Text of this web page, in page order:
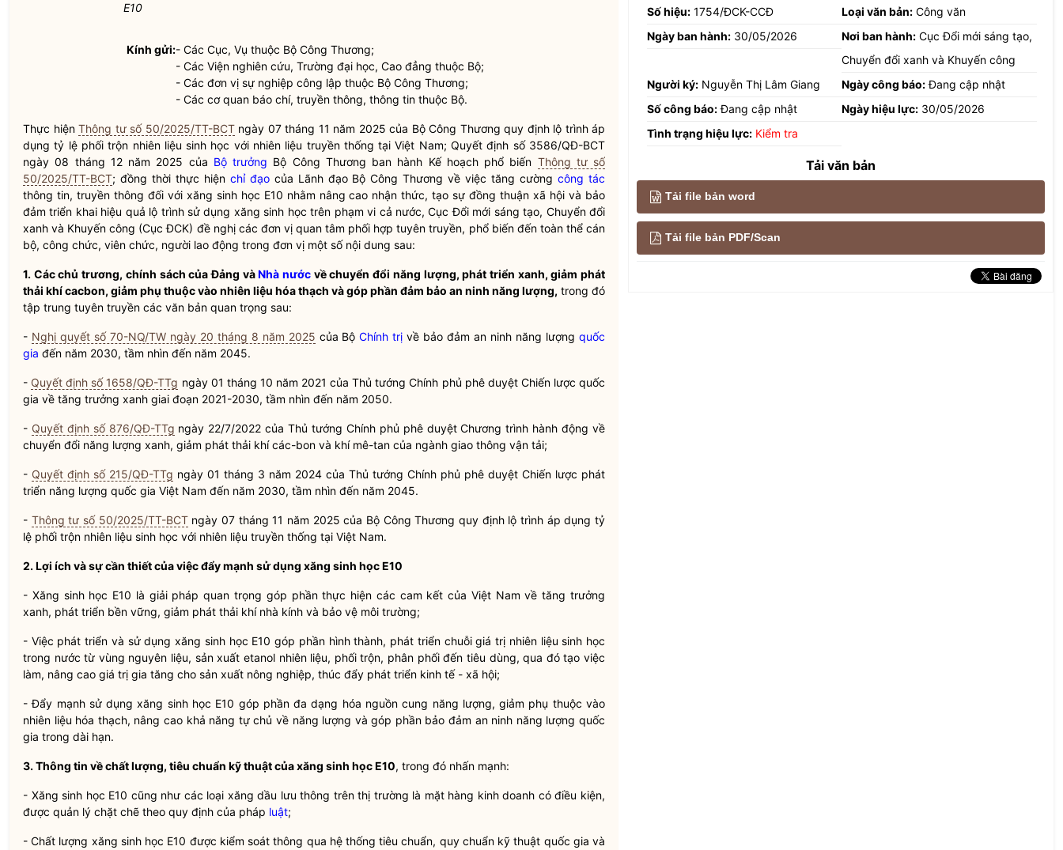
E10
Kính gửi:- Các Cục, Vụ thuộc Bộ Công Thương;
- Các Viện nghiên cứu, Trường đại học, Cao đẳng thuộc Bộ;
- Các đơn vị sự nghiệp công lập thuộc Bộ Công Thương;
- Các cơ quan báo chí, truyền thông, thông tin thuộc Bộ.
Thực hiện Thông tư số 50/2025/TT-BCTngày 07 tháng 11 năm 2025 của Bộ Công Thương quy định lộ trình áp
dụng tỷ lệ phối trộn nhiên liệu sinh học với nhiên liệu truyền thống tại Việt Nam; Quyết định số 3586/QĐ-BCT
ngày 08 tháng 12 năm 2025 của Bộ trưởng Bộ Công Thương ban hành Kế hoạch phổ biến Thông tư số
50/2025/TT-BCT; đồng thời thực hiện chỉ đạocủa Lãnh đạo Bộ Công Thương về việc tăng cườngcông tác
thông tin, truyền thông đối với xăng sinh học E10 nhằm nâng cao nhận thức, tạo sự đồng thuận xã hội và bảo
đảm triển khai hiệu quả lộ trình sử dụng xăng sinh học trên phạm vi cả nước, Cục Đổi mới sáng tạo, Chuyển đổi
xanh và Khuyến công (Cục ĐCK) đề nghị các đơn vị quan tâm phối hợp tuyên truyền, phổ biến đến toàn thể cán
bộ, công chức, viên chức, người lao động trong đơn vị một số nội dung sau:
1. Các chủ trương, chính sách của Đảng vàNhà nước về chuyển đổi năng lượng, phát triển xanh, giảm phát
thải khí cacbon, giảm phụ thuộc vào nhiên liệu hóa thạch và góp phần đảm bảo an ninh năng lượng, trong đó
tập trung tuyên truyền các văn bản quan trọng sau:
- Nghị quyết số 70-NQ/TW ngày 20 tháng 8 năm 2025 của BộChính trị về bảo đảm an ninh năng lượngquốc
gia đến năm 2030, tầm nhìn đến năm 2045.
- Quyết định số 1658/QĐ-TTg ngày 01 tháng 10 năm 2021 của Thủ tướng Chính phủ phê duyệt Chiến lượcquốc
gia về tăng trưởng xanh giai đoạn 2021-2030, tầm nhìn đến năm 2050.
- Quyết định số 876/QĐ-TTg ngày 22/7/2022 của Thủ tướng Chính phủ phê duyệt Chương trình hành động về
chuyển đổi năng lượng xanh, giảm phát thải khí các-bon và khí mê-tan của ngành giao thông vận tải;
- Quyết định số 215/QĐ-TTg ngày 01 tháng 3 năm 2024 của Thủ tướng Chính phủ phê duyệt Chiến lược phát
triển năng lượng quốc gia Việt Nam đến năm 2030, tầm nhìn đến năm 2045.
- Thông tư số 50/2025/TT-BCTngày 07 tháng 11 năm 2025 của Bộ Công Thương quy định lộ trình áp dụng tỷ
lệ phối trộn nhiên liệu sinh học với nhiên liệu truyền thống tại Việt Nam.
2. Lợi ích và sự cần thiết của việc đẩy mạnh sử dụng xăng sinh học E10
- Xăng sinh học E10 là giải pháp quan trọng góp phần thực hiện các cam kết của Việt Nam về tăng trưởng
xanh, phát triển bền vững, giảm phát thải khí nhà kính và bảo vệ môi trường;
- Việc phát triển và sử dụng xăng sinh học E10 góp phần hình thành, phát triển chuỗi giá trị nhiên liệu sinh học
trong nước từ vùng nguyên liệu, sản xuất etanol nhiên liệu, phối trộn, phân phối đến tiêu dùng, qua đó tạo việc
làm, nâng cao giá trị gia tăng cho sản xuất nông nghiệp, thúc đẩy phát triển kinh tế - xã hội;
- Đẩy mạnh sử dụng xăng sinh học E10 góp phần đa dạng hóa nguồn cung năng lượng, giảm phụ thuộc vào
nhiên liệu hóa thạch, nâng cao khả năng tự chủ về năng lượng và góp phần bảo đảm an ninh năng lượng quốc
gia trong dài hạn.
3. Thông tin về chất lượng, tiêu chuẩn kỹ thuật của xăng sinh học E10, trong đó nhấn mạnh:
- Xăng sinh học E10 cũng như các loại xăng dầu lưu thông trên thị trường là mặt hàng kinh doanh có điều kiện,
được quản lý chặt chẽ theo quy định của pháp luật;
- Chất lượng xăng sinh học E10 được kiểm soát thông qua hệ thống tiêu chuẩn, quy chuẩn kỹ thuật quốc gia và
Số hiệu: 1754/ĐCK-CCĐ Loại văn bản: Công văn
Ngày ban hành: 30/05/2026 Nơi ban hành: Cục Đổi mới sáng tạo,
Chuyển đổi xanh và Khuyến công
Người ký: Nguyễn Thị Lâm Giang Ngày công báo:Đang cập nhật
Số công báo:Đang cập nhật Ngày hiệu lực: 30/05/2026
Tình trạng hiệu lực: Kiểm tra
Tải văn bản
Tải file bản word
Tải file bản PDF/Scan